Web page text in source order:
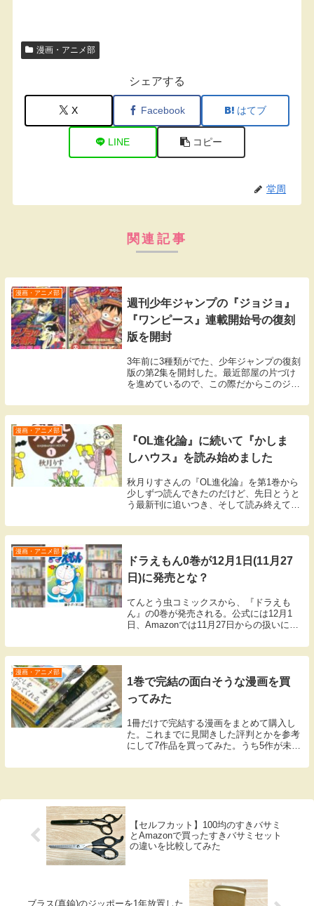
漫画・アニメ部
シェアする
X Facebook はてブ
LINE コピー
堂周
関連記事
漫画・アニメ部
週刊少年ジャンプの『ジョジョ』
『ワンピース』連載開始号の復刻
版を開封
3年前に3種類がでた、少年ジャンプの復刻
版の第2集を開封した。最近部屋の片づけ
を進めているので、この際だからこのジャ
内容を少しだけ紹介してみたい。1987年
『ジョジョ』・1997年『ワンピース』が始
漫画・アニメ部
『OL進化論』に続いて『かしま
しハウス』を読み始めました
秋月りすさんの『OL進化論』を第1巻から
少しずつ読んできたのだけど、先日とうと
う最新刊に追いつき、そして読み終えてし
この作品を読み続けていたので、毎晩の癒
しタイムがさびしくなってしまった。そこ
漫画・アニメ部
ドラえもん0巻が12月1日(11月27
日)に発売とな？
てんとう虫コミックスから、『ドラえも
ん』の0巻が発売される。公式には12月1
日、Amazonでは11月27日からの扱いにな
ポイントが還元される。今回の発売は、
『ドラえもん』連載開始から50年を記...
漫画・アニメ部
1巻で完結の面白そうな漫画を買
ってみた
1冊だけで完結する漫画をまとめて購入し
た。これまでに見聞きした評判とかを参考
にして7作品を買ってみた。うち5作が未読
かけになればと思う。1巻で完結する漫画7
【セルフカット】100均のすきバサミ
とAmazonで買ったすきバサミセット
の違いを比較してみた
ブラス(真鍮)のジッポーを1年放置した